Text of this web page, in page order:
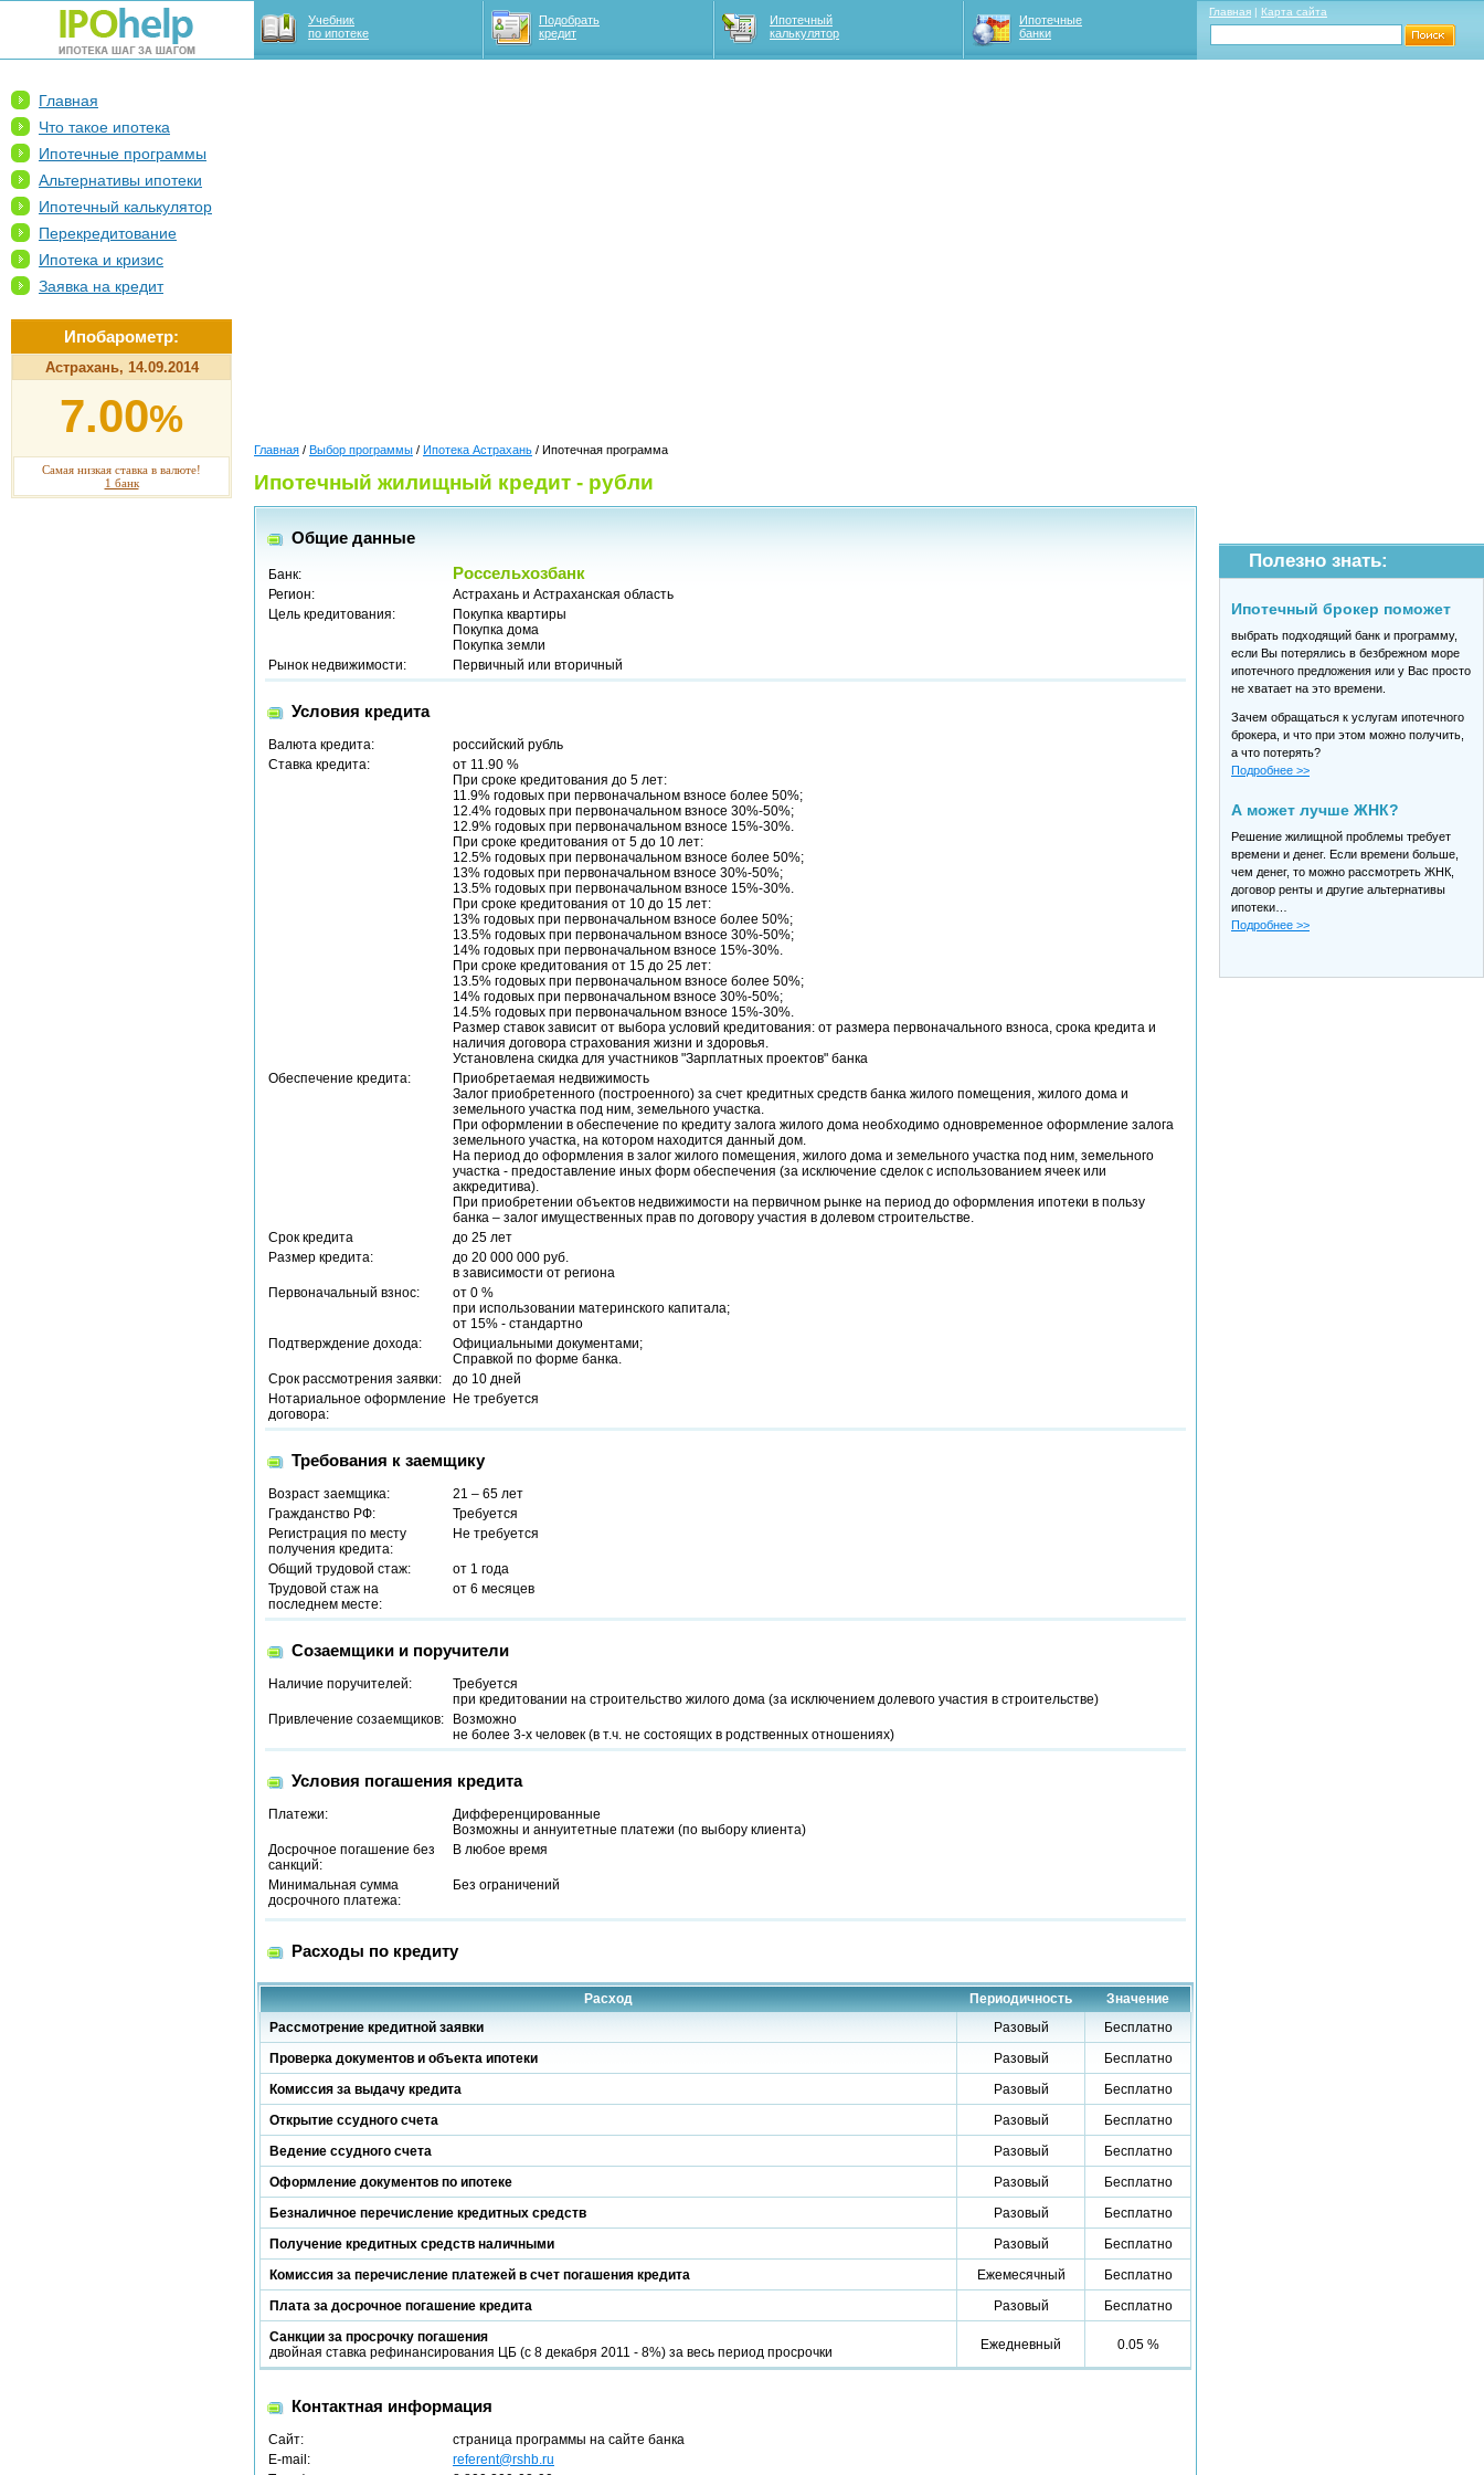
Учебник
по ипотеке
Подобрать
кредит
Ипотечный
калькулятор
Ипотечные
банки
Главная | Карта сайта
Главная
Что такое ипотека
Ипотечные программы
Альтернативы ипотеки
Ипотечный калькулятор
Перекредитование
Ипотека и кризис
Заявка на кредит
Ипобарометр:
Астрахань, 14.09.2014
7.00%
Самая низкая ставка в валюте!
1 банк
Главная / Выбор программы / Ипотека Астрахань / Ипотечная программа
Ипотечный жилищный кредит - рубли
Общие данные
Банк: Россельхозбанк
Регион:
Астрахань и Астраханская область
Цель кредитования:
Покупка квартиры
Покупка дома
Покупка земли
Рынок недвижимости:
Первичный или вторичный
Условия кредита
Валюта кредита:
российский рубль
Ставка кредита:
от 11.90 %
При сроке кредитования до 5 лет:
11.9% годовых при первоначальном взносе более 50%;
12.4% годовых при первоначальном взносе 30%-50%;
12.9% годовых при первоначальном взносе 15%-30%.
При сроке кредитования от 5 до 10 лет:
12.5% годовых при первоначальном взносе более 50%;
13% годовых при первоначальном взносе 30%-50%;
13.5% годовых при первоначальном взносе 15%-30%.
При сроке кредитования от 10 до 15 лет:
13% годовых при первоначальном взносе более 50%;
13.5% годовых при первоначальном взносе 30%-50%;
14% годовых при первоначальном взносе 15%-30%.
При сроке кредитования от 15 до 25 лет:
13.5% годовых при первоначальном взносе более 50%;
14% годовых при первоначальном взносе 30%-50%;
14.5% годовых при первоначальном взносе 15%-30%.
Размер ставок зависит от выбора условий кредитования: от размера первоначального взноса, срока кредита и
наличия договора страхования жизни и здоровья.
Установлена скидка для участников "Зарплатных проектов" банка
Обеспечение кредита:
Приобретаемая недвижимость
Залог приобретенного (построенного) за счет кредитных средств банка жилого помещения, жилого дома и
земельного участка под ним, земельного участка.
При оформлении в обеспечение по кредиту залога жилого дома необходимо одновременное оформление залога
земельного участка, на котором находится данный дом.
На период до оформления в залог жилого помещения, жилого дома и земельного участка под ним, земельного
участка - предоставление иных форм обеспечения (за исключение сделок с использованием ячеек или
аккредитива).
При приобретении объектов недвижимости на первичном рынке на период до оформления ипотеки в пользу
банка – залог имущественных прав по договору участия в долевом строительстве.
Срок кредита
до 25 лет
Размер кредита:
до 20 000 000 руб.
в зависимости от региона
Первоначальный взнос:
от 0 %
при использовании материнского капитала;
от 15% - стандартно
Подтверждение дохода:
Официальными документами;
Справкой по форме банка.
Срок рассмотрения заявки:
до 10 дней
Нотариальное оформление
договора:
Не требуется
Требования к заемщику
Возраст заемщика:
21 – 65 лет
Гражданство РФ:
Требуется
Регистрация по месту
получения кредита:
Не требуется
Общий трудовой стаж:
от 1 года
Трудовой стаж на
последнем месте:
от 6 месяцев
Созаемщики и поручители
Наличие поручителей:
Требуется
при кредитовании на строительство жилого дома (за исключением долевого участия в строительстве)
Привлечение созаемщиков:
Возможно
не более 3-х человек (в т.ч. не состоящих в родственных отношениях)
Условия погашения кредита
Платежи:
Дифференцированные
Возможны и аннуитетные платежи (по выбору клиента)
Досрочное погашение без
санкций:
В любое время
Минимальная сумма
досрочного платежа:
Без ограничений
Расходы по кредиту
Расход Периодичность
Значение
Рассмотрение кредитной заявки
Разовый
Бесплатно
Проверка документов и объекта ипотеки
Разовый
Бесплатно
Комиссия за выдачу кредита
Разовый
Бесплатно
Открытие ссудного счета
Разовый
Бесплатно
Ведение ссудного счета
Разовый
Бесплатно
Оформление документов по ипотеке
Разовый
Бесплатно
Безналичное перечисление кредитных средств
Разовый
Бесплатно
Получение кредитных средств наличными
Разовый
Бесплатно
Комиссия за перечисление платежей в счет погашения кредита
Ежемесячный
Бесплатно
Плата за досрочное погашение кредита
Разовый
Бесплатно
Санкции за просрочку погашения
двойная ставка рефинансирования ЦБ (с 8 декабря 2011 - 8%) за весь период просрочки
Ежедневный 0.05 %
Контактная информация
Сайт:
страница программы на сайте банка
E-mail:
referent@rshb.ru
Полезно знать:
Ипотечный брокер поможет
выбрать подходящий банк и программу,
если Вы потерялись в безбрежном море
ипотечного предложения или у Вас просто
не хватает на это времени.
Зачем обращаться к услугам ипотечного
брокера, и что при этом можно получить,
а что потерять?
Подробнее >>
А может лучше ЖНК?
Решение жилищной проблемы требует
времени и денег. Если времени больше,
чем денег, то можно рассмотреть ЖНК,
договор ренты и другие альтернативы
ипотеки…
Подробнее >>